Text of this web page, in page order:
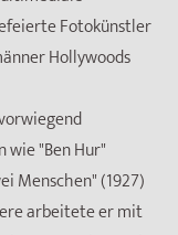
Fotokünstler
Hollywoods
wie "Ben Hur"
Menschen" (1927)
arbeitete er mit